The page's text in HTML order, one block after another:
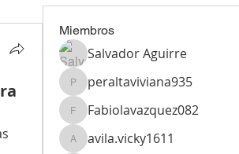
Miembros
Salvador Aguirre
peraltaviviana935
peraltaviviana935
Fabiolavazquez082
Fabiolavazquez082
avila.vicky1611
avila.vicky1611